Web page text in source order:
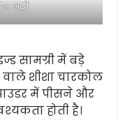
भट्टी
सामग्री में बड़े
वाले शीशा चारकोल
में पीसने और
होती है।